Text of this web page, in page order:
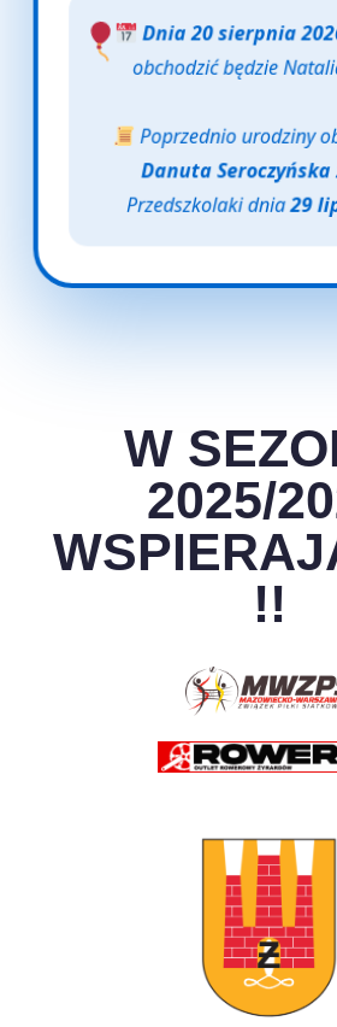
Dnia 20 sierpnia
obchodzić będzie
Poprzednio urodziny
Danuta Seroczyńska
Przedszkolaki dnia29
W
2025/
!!